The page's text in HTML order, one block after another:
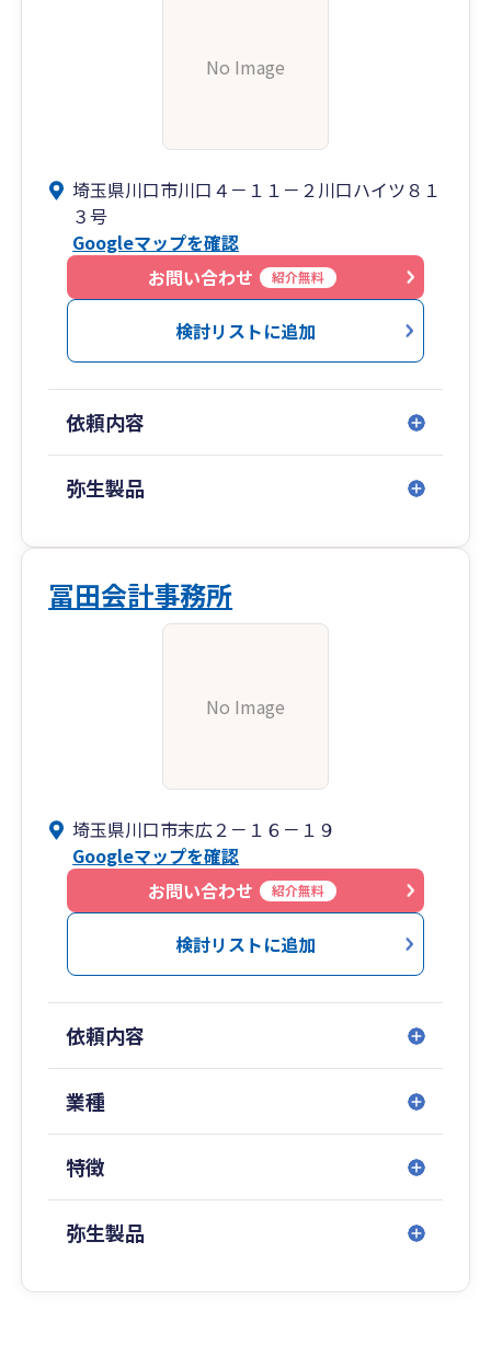
No Image
埼玉県川口市川口４－１１－２川口ハイツ８１
３号
Googleマップを確認
お問い合わせ
紹介無料
検討リストに追加
依頼内容
弥生製品
冨田会計事務所
No Image
埼玉県川口市末広２－１６－１９
Googleマップを確認
お問い合わせ
紹介無料
検討リストに追加
依頼内容
業種
特徴
弥生製品